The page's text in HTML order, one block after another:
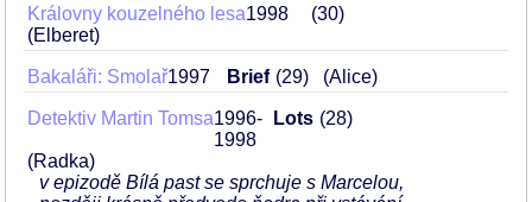
Královny kouzelného lesa1998
30
(Elberet)
Bakaláři: Smolař1997 Brief 29 (Alice)
Detektiv Martin Tomsa1996-
1998
Lots 28
(Radka)
v epizodě Bílá past se sprchuje s Marcelou,